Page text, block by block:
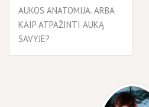
tarp
įrašų
AUKOS ANATOMIJA. ARBA
KAIP ATPAŽINTI AUKĄ
SAVYJE?